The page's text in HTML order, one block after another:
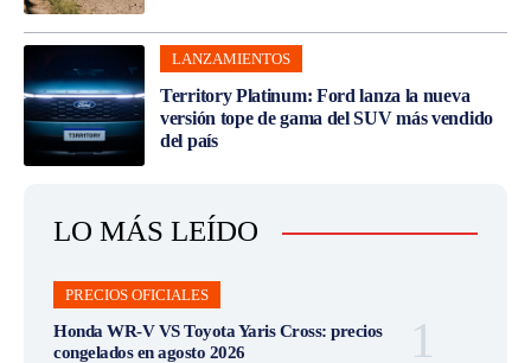
LANZAMIENTOS
Territory Platinum: Ford lanza la nueva
versión tope de gama del SUV más vendido
del país
LO MÁS LEÍDO
PRECIOS OFICIALES
Honda WR-V VS Toyota Yaris Cross: precios
congelados en agosto 2026